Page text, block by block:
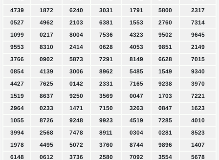
4739
1872 6240 3031 1791 5800
2317
0527
4962 2103 6381 1553 2760
7314
1099
0217 8004 7536 4323 9502
9645
9553
8310 2414 0628 4053 9851
2149
3766
0902 5873 7291 8149 6628
7015
0854
4139 3006 8962 5485 1549
9340
4427
7625 0142 2331 7165 9238
3970
1519
8637 9250 3569 0047 1703
7221
2964
0233 1471 7150 3263 0847
1623
1055
8726 9248 9923 4519 7285
4010
3994
2568 7478 8911 0304 0281
8523
1978
4495 5072 3760 8744 9896
1407
6148
0612 3736 2580 7092 3554
5678